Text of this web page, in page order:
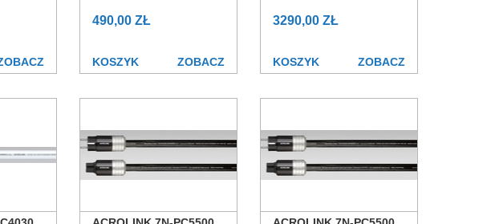
WROCŁAW
490,00 ZŁ
KOSZYK ZOBACZ
WROCŁAW
3290,00 ZŁ
KOSZYK ZOBACZ